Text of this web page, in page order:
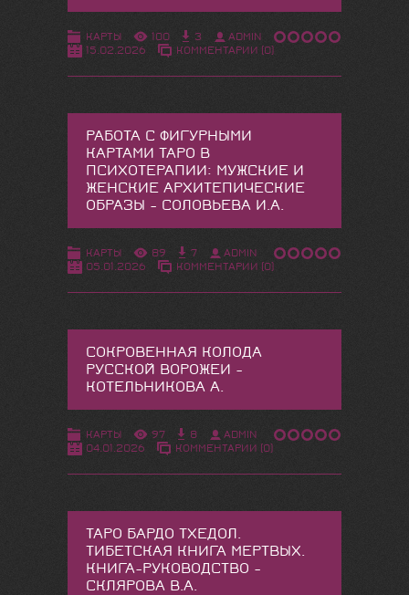
КАРТЫ 100 3
ADMIN
15.02.2026
КОММЕНТАРИИ (0)
РАБОТА С ФИГУРНЫМИ
КАРТАМИ ТАРО В
ПСИХОТЕРАПИИ: МУЖСКИЕ И
ЖЕНСКИЕ АРХИТЕПИЧЕСКИЕ
ОБРАЗЫ - СОЛОВЬЕВА И.А.
КАРТЫ 89 7
ADMIN
05.01.2026
КОММЕНТАРИИ (0)
СОКРОВЕННАЯ КОЛОДА
РУССКОЙ ВОРОЖЕИ -
КОТЕЛЬНИКОВА А.
КАРТЫ 97 8
ADMIN
04.01.2026
КОММЕНТАРИИ (0)
ТАРО БАРДО ТХЕДОЛ.
ТИБЕТСКАЯ КНИГА МЕРТВЫХ.
КНИГА-РУКОВОДСТВО -
СКЛЯРОВА В.А.